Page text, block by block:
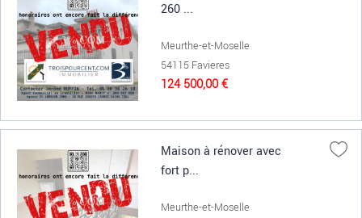
260 ...
Meurthe-et-Moselle
54115 Favieres
124 500,00 €
Maison à rénover avec
fort p...
Meurthe-et-Moselle